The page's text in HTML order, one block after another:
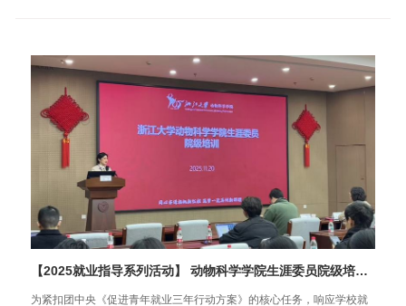
环，推动传统育种向精准化、智能化变革。两位行业专家通过生动形象
的语言，向与会的师生介绍了当今世界先进的生物育种技术和进展，极
大开拓了同学们的视野，加深了对现代畜牧行业的了解。技术交流环节
之后，人才职业选择方面，学院师生和企业负责人做了意见交流。顾银
银就研究生普遍关注的职业选择及职场发展做了分享和交流。她指出，
随着畜牧业向技术密集型加速转型，具备跨界能力的复合型人才与各项
工作都会有更高适配度，而在职场业务中，深入产业前沿务实工作才能
实现个人的真正成长。同学们就职业发展相关问题做了提问交流。本次
活动以行业报告、技术分享、现场交流为载体，动物科学学院师生走出
实验室、深入产业一线，近距离领略现代畜牧业的科技实力与发展变
革，明晰了科研方向与种业振兴的结合点，聚焦产业技术攻关与人才培
量珍贵的文物、文献资料、历史图片和多媒体展示，生动再现了宪法起
草、讨论、通过的历史场景与光辉历程。学员们跟随讲解员的引导，依
次参观了“制定五四宪法的历史背景”“毛泽东主持宪法起草”“宪法草案的全
民讨论”“五四宪法的诞生与深远影响”等核心展区。在一件件实物、一幅
幅照片前，学员们驻足凝视，深入了解了宪法起草期间鲜为人知的故
事，深刻感受了老一辈革命家与人民群众共同铸就的根本法基石所蕴含
的民主精神与法治初心。 此次沉浸式的参观学习，不仅是一次对法治历
史脉络的清晰梳理，更是一堂生动的党性教育与理想信念课。通过回顾
五四宪法的诞生历程，学员们深刻认识到坚持党的领导、人民当家作
为新时代的预备党员，更应自觉尊崇宪法、学习宪法、遵守宪法、维护
宪法、运用宪法，将法治精神内化于心、外化于行，将学习所得转化为
【2025就业指导系列活动】 动物科学学院生涯委员院级培训专题宣讲会圆满举行
为紧扣团中央《促进青年就业三年行动方案》的核心任务，响应学校就